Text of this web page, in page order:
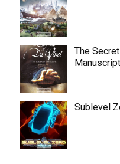
The
Manuscript
Sublevel